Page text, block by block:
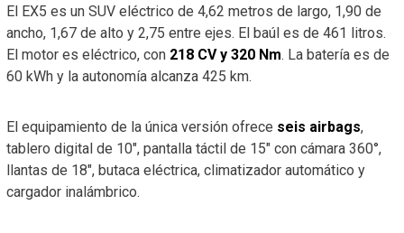
El EX5 es un SUV eléctrico de 4,62 metros de largo, 1,90 de
ancho, 1,67 de alto y 2,75 entre ejes. El baúl es de 461 litros.
El motor es eléctrico, con 218 CV y 320 Nm. La batería es de
60 kWh y la autonomía alcanza 425 km.
El equipamiento de la única versión ofrece seis airbags,
tablero digital de 10″, pantalla táctil de 15″ con cámara 360°,
llantas de 18″, butaca eléctrica, climatizador automático y
cargador inalámbrico.